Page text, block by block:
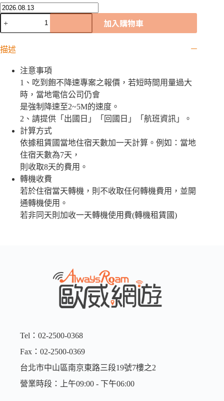
機
加入購物車
描述
注意事項
1、吃到飽不降速專案之報價，若短時間用量過大
時，當地電信公司仍會
是強制降速至2~5M的速度。
2、請提供「出國日」「回國日」「航班資訊」。
計算方式
依據租賃國當地住宿天數加一天計算。例如：當地
住宿天數為7天，
則收取8天的費用。
轉機收費
若於住宿當天轉機，則不收取任何轉機費用，並開
通轉機使用。
若非同天則加收一天轉機使用費(轉機租賃國)
Tel：02-2500-0368
Fax：02-2500-0369
台北市中山區南京東路三段19號7樓之2
營業時段：上午09:00 - 下午06:00